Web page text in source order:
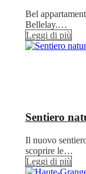
Bel
Bellelay.…
Leggi di più
Sentiero
Il nuovo
scoprire le…
Leggi di più